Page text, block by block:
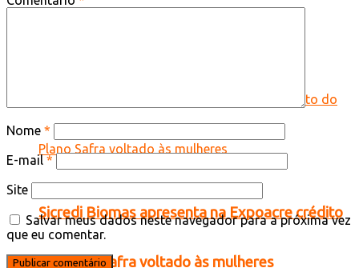
Sicredi Biomas apresenta na Expoacre crédito
do Plano Safra voltado às mulheres
Nome *
E-mail*
Site
Salvar meus dados neste navegador para a próxima vez
que eu comentar.